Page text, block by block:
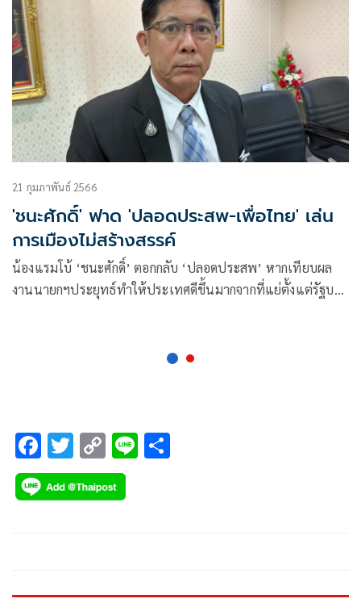
21 กุมภาพันธ์ 2566
'ชนะศักดิ์' ฟาด 'ปลอดประสพ-เพื่อไทย' เล่น
การเมืองไม่สร้างสรรค์
น้องแรมโบ้ ‘ชนะศักดิ์’ ตอกกลับ ‘ปลอดประสพ’ หากเทียบผล
งานนายกฯประยุทธ์ทำให้ประเทศดีขึ้นมากจากที่แย่ตั้งแต่รัฐบาล
F
ac
e
k
T
wi
tt
C
o
p
k
Li